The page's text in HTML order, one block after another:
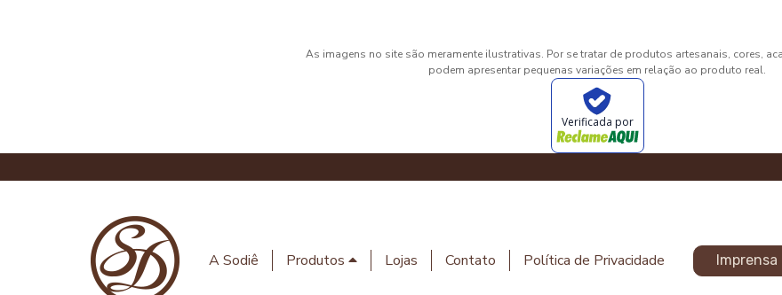
As imagens no site são meramente ilustrativas. Por se tratar de produtos artesanais, cores,
podem apresentar pequenas variações em relação ao produto real.
Verificada por
A Sodiê Produtos Lojas Contato Política de Privacidade Imprensa